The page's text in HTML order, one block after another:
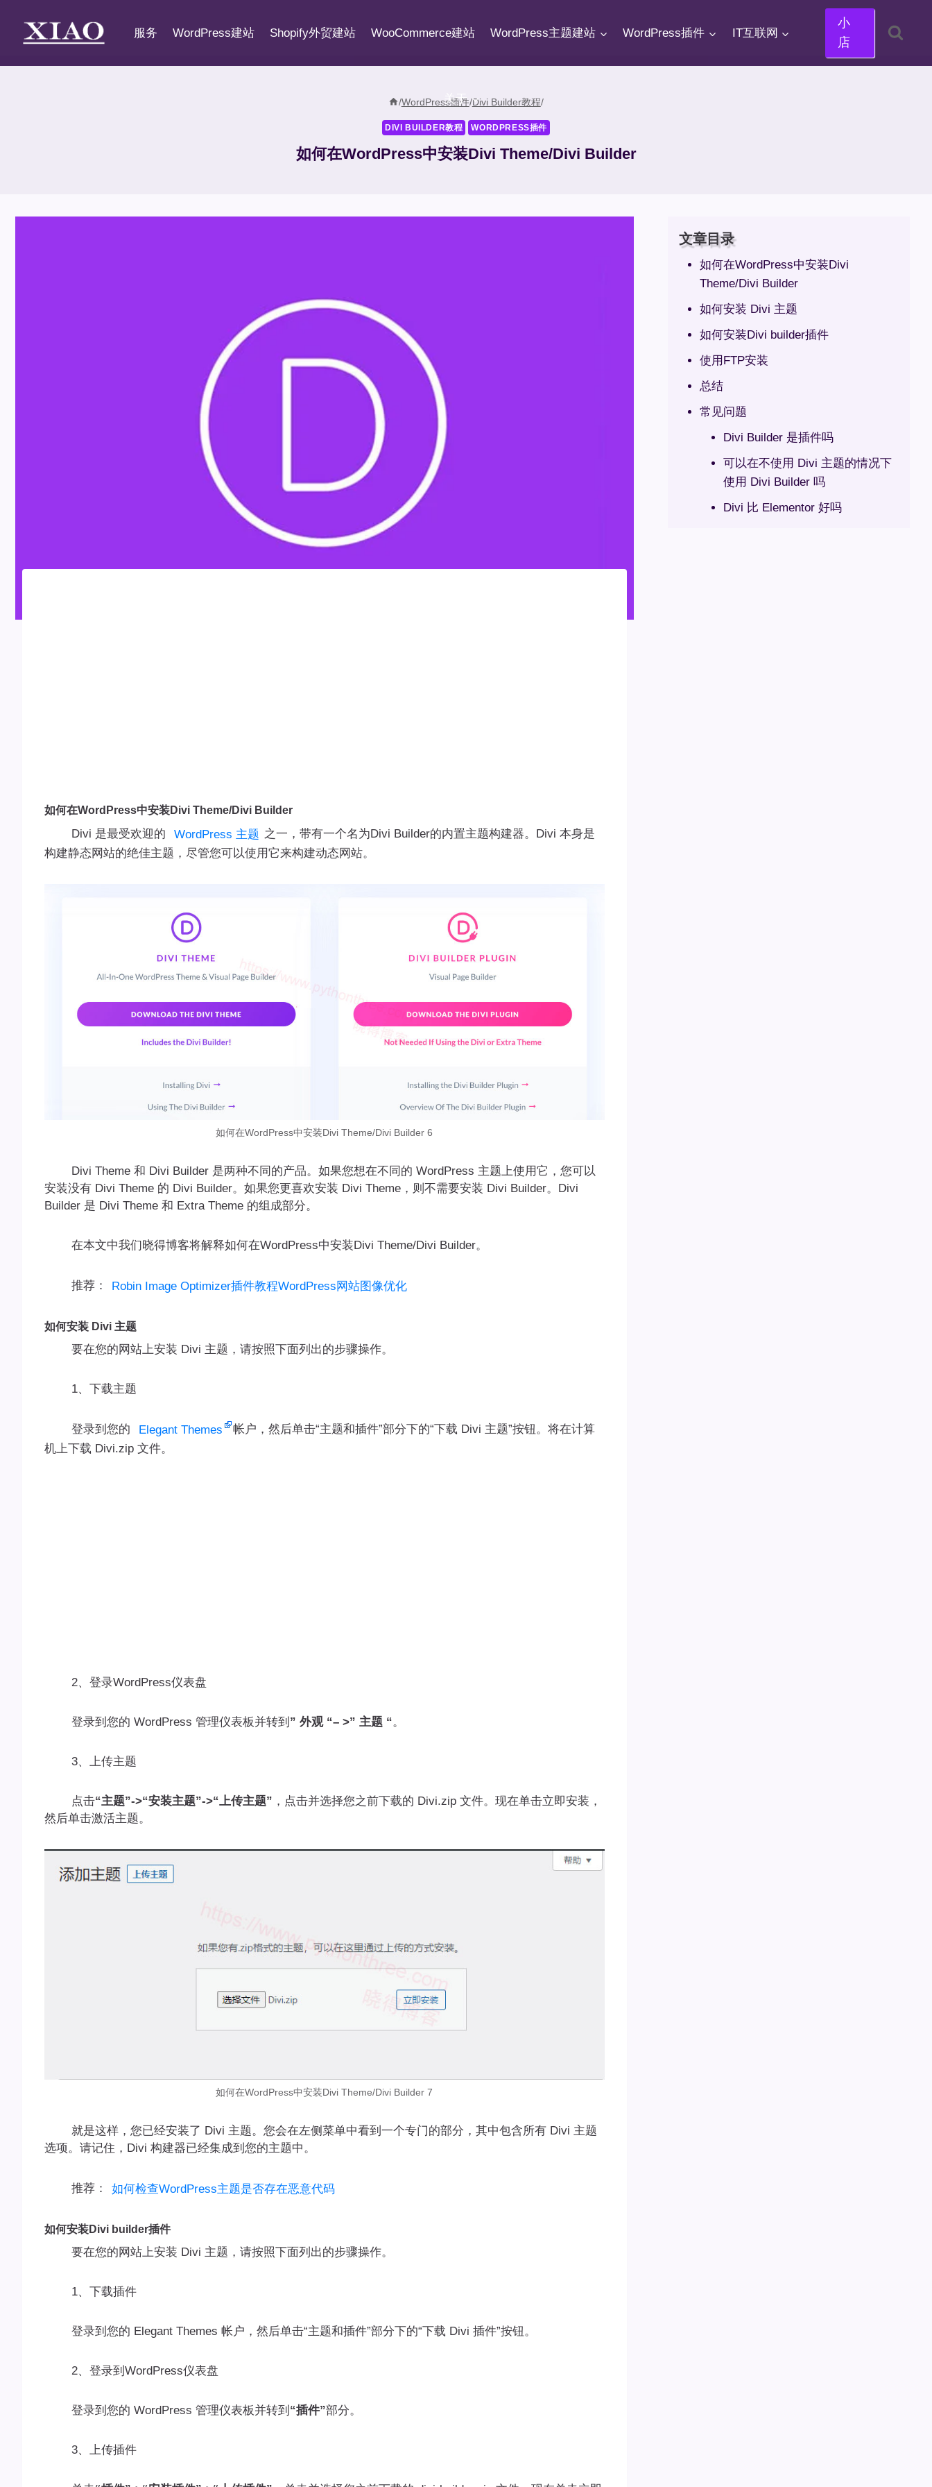
容
服务 WordPress建站 Shopify外贸建站 WooCommerce建站 WordPress主题建站 WordPress插件 IT互联网
关于
小
店
/WordPress插件/Divi Builder教程/
DIVI BUILDER教程 WORDPRESS插件
如何在WordPress中安装Divi Theme/Divi Builder
如何在WordPress中安装Divi Theme/Divi Builder
Divi 是最受欢迎的 WordPress 主题 之一，带有一个名为Divi Builder的内置主题构建器。Divi 本身是
构建静态网站的绝佳主题，尽管您可以使用它来构建动态网站。
如何在WordPress中安装Divi Theme/Divi Builder 6
Divi Theme 和 Divi Builder 是两种不同的产品。如果您想在不同的 WordPress 主题上使用它，您可以
安装没有 Divi Theme 的 Divi Builder。如果您更喜欢安装 Divi Theme，则不需要安装 Divi Builder。Divi
Builder 是 Divi Theme 和 Extra Theme 的组成部分。
在本文中我们晓得博客将解释如何在WordPress中安装Divi Theme/Divi Builder。
推荐： Robin Image Optimizer插件教程WordPress网站图像优化
如何安装 Divi 主题
要在您的网站上安装 Divi 主题，请按照下面列出的步骤操作。
1、下载主题
登录到您的 Elegant Themes
帐户，然后单击“主题和插件”部分下的“下载 Divi 主题”按钮。将在计算
机上下载 Divi.zip 文件。
2、登录WordPress仪表盘
登录到您的 WordPress 管理仪表板并转到 ” 外观 “– >” 主题 “。
3、上传主题
点击“主题”->“安装主题”->“上传主题” ，点击并选择您之前下载的 Divi.zip 文件。现在单击立即安装，
然后单击激活主题。
如何在WordPress中安装Divi Theme/Divi Builder 7
就是这样，您已经安装了 Divi 主题。您会在左侧菜单中看到一个专门的部分，其中包含所有 Divi 主题
选项。请记住，Divi 构建器已经集成到您的主题中。
推荐： 如何检查WordPress主题是否存在恶意代码
如何安装Divi builder插件
要在您的网站上安装 Divi 主题，请按照下面列出的步骤操作。
1、下载插件
登录到您的 Elegant Themes 帐户，然后单击“主题和插件”部分下的“下载 Divi 插件”按钮。
2、登录到WordPress仪表盘
登录到您的 WordPress 管理仪表板并转到 “插件”部分。
3、上传插件
文章目录
如何在WordPress中安装Divi
Theme/Divi Builder
如何安装 Divi 主题
如何安装Divi builder插件
使用FTP安装
总结
常见问题
Divi Builder 是插件吗
可以在不使用 Divi 主题的情况下
使用 Divi Builder 吗
Divi 比 Elementor 好吗